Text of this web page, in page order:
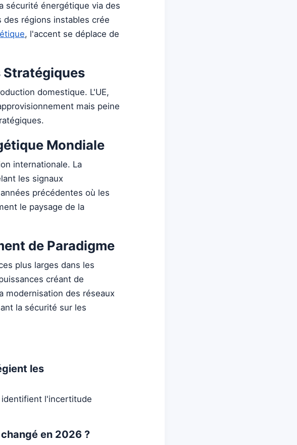
sécurité énergétique via des
des régions instables crée
, l'accent se déplace de
Stratégiques
domestique. L'UE,
mais peine
Mondiale
internationale. La
les signaux
précédentes où les
le paysage de la
de Paradigme
plus larges dans les
créant de
modernisation des réseaux
la sécurité sur les
les
identifient l'incertitude
en 2026 ?